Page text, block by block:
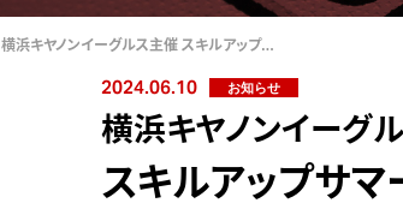
横浜キヤノンイーグルス主催 スキルアップ…
2024.06.10 お知らせ
横浜キヤノンイーグ
スキルアップサマ